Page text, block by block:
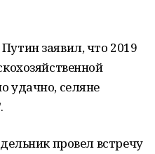
заявил, что 2019
удачно, селяне
провел встречу